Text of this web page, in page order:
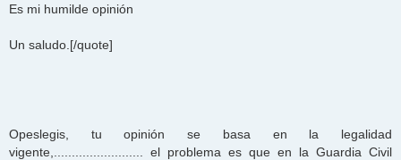
Es mi humilde opinión
Un saludo.[/quote]
Opeslegis, tu opinión se basa en la legalidad
vigente,......................... el problema es que en la Guardia Civil